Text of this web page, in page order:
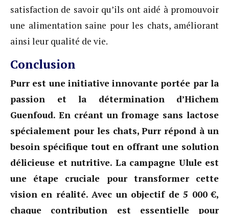
satisfaction de savoir qu’ils ont aidé à promouvoir
une alimentation saine pour les chats, améliorant
ainsi leur qualité de vie.
Conclusion
Purr est une initiative innovante portée par la
passion et la détermination d’Hichem
Guenfoud. En créant un fromage sans lactose
spécialement pour les chats, Purr répond à un
besoin spécifique tout en offrant une solution
délicieuse et nutritive. La campagne Ulule est
une étape cruciale pour transformer cette
vision en réalité. Avec un objectif de 5 000 €,
chaque contribution est essentielle pour